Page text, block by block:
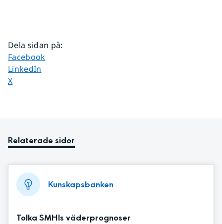
Dela sidan på:
Dela sidan på
Facebook
Dela sidan på
LinkedIn
Dela sidan på
X
Relaterade sidor
Kunskapsbanken
Tolka SMHIs väderprognoser